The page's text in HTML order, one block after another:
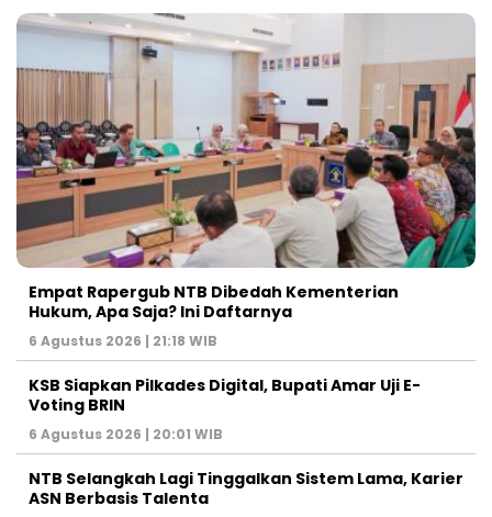
Empat Rapergub NTB Dibedah Kementerian
Hukum, Apa Saja? Ini Daftarnya
6 Agustus 2026 | 21:18 WIB
KSB Siapkan Pilkades Digital, Bupati Amar Uji E-
Voting BRIN
6 Agustus 2026 | 20:01 WIB
NTB Selangkah Lagi Tinggalkan Sistem Lama, Karier
ASN Berbasis Talenta